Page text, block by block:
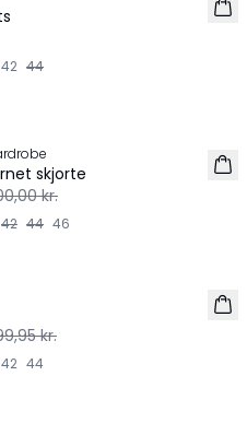
42 44
skjorte
kr.
42 44 46
kr.
42 44